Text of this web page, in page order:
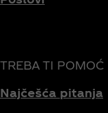
TREBA TI POMOĆ
Najčešća pitanja